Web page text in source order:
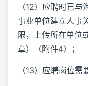
（12）应聘时已与
事业单位建立人事
限，上传所在单位
章）（附件4）；
（13）应聘岗位需